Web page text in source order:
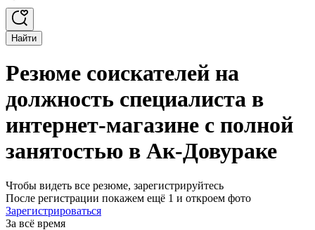
Найти
Резюме соискателей на
должность специалиста в
интернет-магазине с полной
занятостью в Ак-Довураке
Чтобы видеть все резюме, зарегистрируйтесь
После регистрации покажем ещё 1 и откроем фото
Зарегистрироваться
За всё время